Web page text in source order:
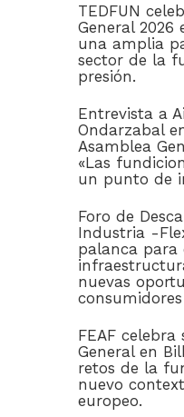
TEDFUN
General 2026
una amplia
sector de la
presión.
Entrevista a
Ondarzabal
Asamblea
«Las
un punto de
Foro de
Industria -
palanca para
nuevas
FEAF celebra
General en
retos de la
nuevo
europeo.